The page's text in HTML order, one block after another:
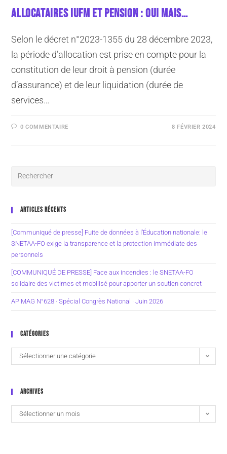
ALLOCATAIRES IUFM ET PENSION : OUI MAIS…
Selon le décret n°2023-1355 du 28 décembre 2023,
la période d’allocation est prise en compte pour la
constitution de leur droit à pension (durée
d’assurance) et de leur liquidation (durée de
services…
0 COMMENTAIRE 8 FÉVRIER 2024
ARTICLES RÉCENTS
[Communiqué de presse] Fuite de données à l’Éducation nationale: le
SNETAA-FO exige la transparence et la protection immédiate des
personnels
[COMMUNIQUÉ DE PRESSE] Face aux incendies : le SNETAA-FO
solidaire des victimes et mobilisé pour apporter un soutien concret
AP MAG N°628 · Spécial Congrès National · Juin 2026
CATÉGORIES
Sélectionner une catégorie
ARCHIVES
Sélectionner un mois